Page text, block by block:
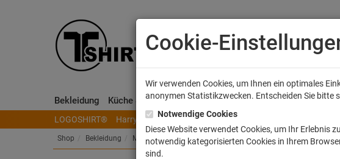
Bekleidung Küche & Wohnen Sammeln & Spielen Anime Bands
LOGOSHIRT® Harry Potter Herr der Ringe Disney
Shop Bekleidung Männer T-Shirts
Cookie-
Wir verwenden Cookies, um Ihnen ein optimales
anonymen Statistikzwecken. Entscheiden Sie bitte
Notwendige Cookies
Diese Website verwendet Cookies, um Ihr Erlebnis
notwendig kategorisierten Cookies in Ihrem
sind.